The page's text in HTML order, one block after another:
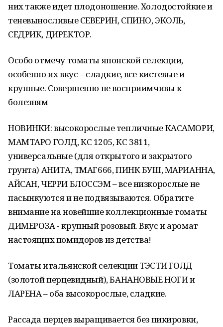
них также идет плодоношение. Холодостойкие и
теневыносливые СЕВЕРИН, СПИНО, ЭКОЛЬ,
СЕДРИК, ДИРЕКТОР.
Особо отмечу томаты японской селекции,
особенно их вкус – сладкие, все кистевые и
крупные. Совершенно не восприимчивы к
болезням
НОВИНКИ: высокорослые тепличные КАСАМОРИ,
МАМТАРО ГОЛД, КС 1205, КС 3811,
универсальные (для открытого и закрытого
грунта) АНИТА, ТМАГ666, ПИНК БУШ, МАРИАННА,
АЙСАН, ЧЕРРИ БЛОССЭМ – все низкорослые не
пасынкуются и не подвязываются. Обратите
внимание на новейшие коллекционные томаты
ДИМЕРОЗА - крупный розовый. Вкус и аромат
настоящих помидоров из детства!
Томаты итальянской селекции ТЭСТИ ГОЛД
(золотой перцевидный), БАНАНОВЫЕ НОГИ и
ЛАРЕНА – оба высокорослые, сладкие.
Рассада перцев выращивается без пикировки,